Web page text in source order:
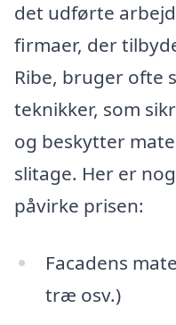
det udførte
firmaer, der
Ribe, bruger ofte
teknikker, som
og beskytter
slitage. Her er
påvirke prisen:
Facadens
træ osv.)